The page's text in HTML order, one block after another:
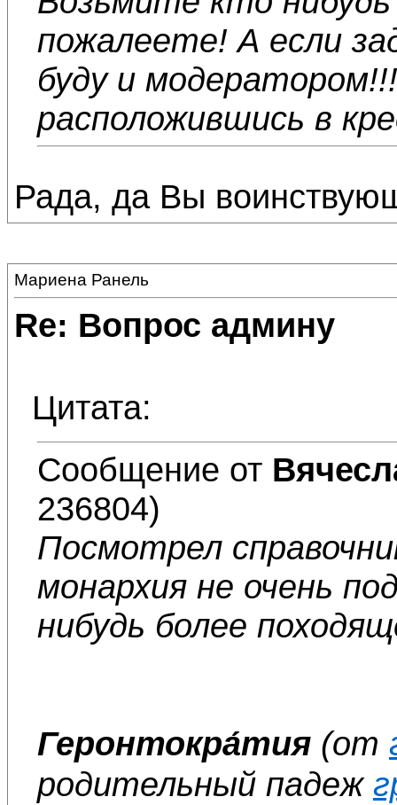
пожалеете! А если
буду и
расположившись в
Рада, да Вы
Мариена Ранель
Re: Вопрос админу
Цитата:
Сообщение от
236804)
Посмотрел
монархия не очень
нибудь более
Геронтокра́тия (от
родительный падеж